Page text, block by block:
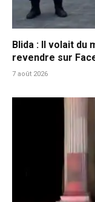
Blida : Il volait du
revendre sur
7 août 2026